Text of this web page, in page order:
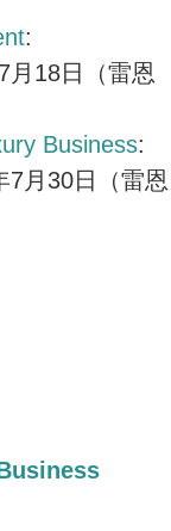
:
月18日（雷恩
Business:
7月30日（雷恩